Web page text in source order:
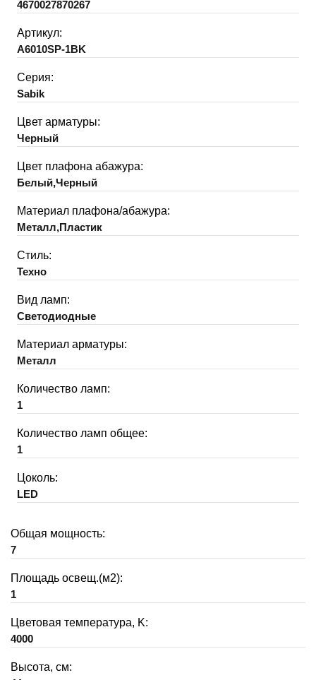
4670027870267
Артикул:
A6010SP-1BK
Серия:
Sabik
Цвет арматуры:
Черный
Цвет плафона абажура:
Белый,Черный
Материал плафона/абажура:
Металл,Пластик
Стиль:
Техно
Вид ламп:
Светодиодные
Материал арматуры:
Металл
Количество ламп:
1
Количество ламп общее:
1
Цоколь:
LED
Общая мощность:
7
Площадь освещ.(м2):
1
Цветовая температура, K:
4000
Высота, см: